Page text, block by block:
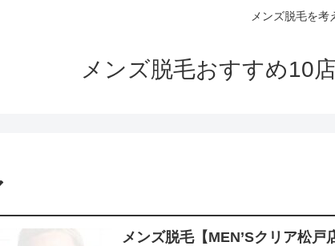
メンズ脱毛を考
メンズ脱毛おすすめ10
メンズ脱毛【MEN’Sクリア松戸